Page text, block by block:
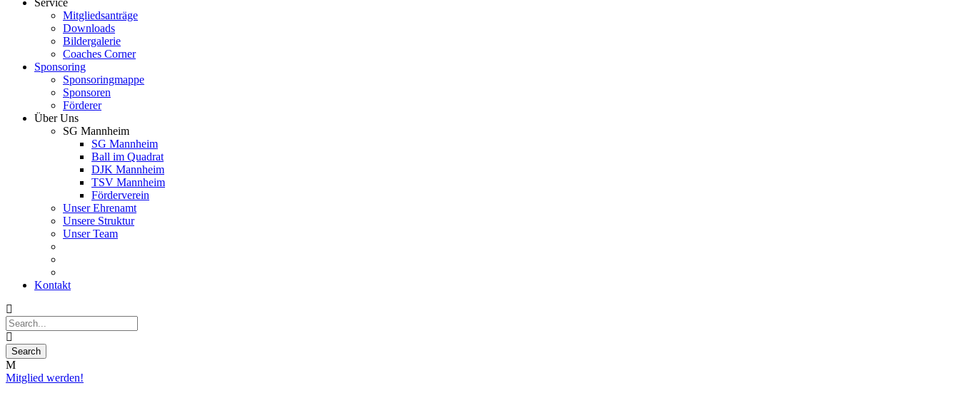
Service
Mitgliedsanträge
Downloads
Bildergalerie
Coaches Corner
Sponsoring
Sponsoringmappe
Sponsoren
Förderer
Über Uns
SG Mannheim
SG Mannheim
Ball im Quadrat
DJK Mannheim
TSV Mannheim
Förderverein
Unser Ehrenamt
Unsere Struktur
Unser Team
Kontakt
Mitglied werden!